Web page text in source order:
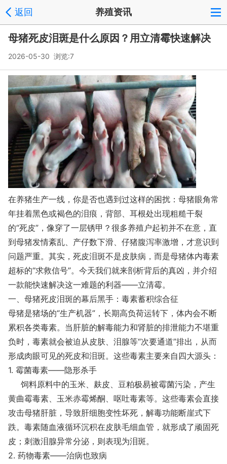
返回 养殖资讯
母猪死皮泪斑是什么原因？用立清霉快速解决
2026-05-30 浏览:7
在养猪生产一线，你是否也遇到过这样的困扰：母猪眼角常
年挂着黑色或褐色的泪痕，背部、耳根处出现粗糙干裂
的“死皮”，像穿了一层锈甲？很多养殖户起初并不在意，直
到母猪发情紊乱、产仔数下滑、仔猪腹泻率激增，才意识到
问题严重。其实，死皮泪斑不是皮肤病，而是母猪体内毒素
超标的“求救信号”。今天我们就来剖析背后的真凶，并介绍
一款能快速解决这一难题的利器——立清霉。
一、母猪死皮泪斑的幕后黑手：毒素蓄积综合征
母猪是猪场的“生产机器”，长期高负荷运转下，体内会不断
累积各类毒素。当肝脏的解毒能力和肾脏的排泄能力不堪重
负时，毒素就会被迫从皮肤、泪腺等“次要通道”排出，从而
形成肉眼可见的死皮和泪斑。这些毒素主要来自四大源头：
1. 霉菌毒素——隐形杀手
饲料原料中的玉米、麸皮、豆粕极易被霉菌污染，产生
黄曲霉毒素、玉米赤霉烯酮、呕吐毒素等。这些毒素会直接
攻击母猪肝脏，导致肝细胞变性坏死，解毒功能断崖式下
跌。毒素随血液循环沉积在皮肤毛细血管，就形成了顽固死
皮；刺激泪腺异常分泌，则表现为泪斑。
2. 药物毒素——治病也致病